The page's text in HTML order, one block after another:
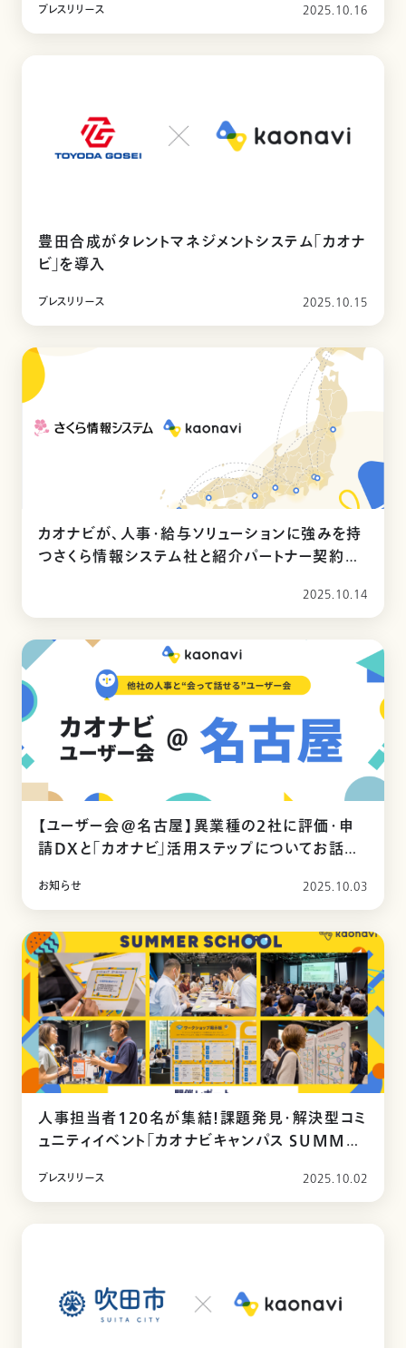
プレスリリース 2025.10.16
豊田合成がタレントマネジメントシステム「カオナ
ビ」を導入
プレスリリース 2025.10.15
カオナビが、人事・給与ソリューションに強みを持
つさくら情報システム社と紹介パートナー契約を
2025.10.14
【ユーザー会@名古屋】異業種の2社に評価・申
請DXと「カオナビ」活用ステップについてお話い
お知らせ 2025.10.03
人事担当者120名が集結！課題発見・解決型コミ
ュニティイベント「カオナビキャンパス SUMMER
プレスリリース 2025.10.02